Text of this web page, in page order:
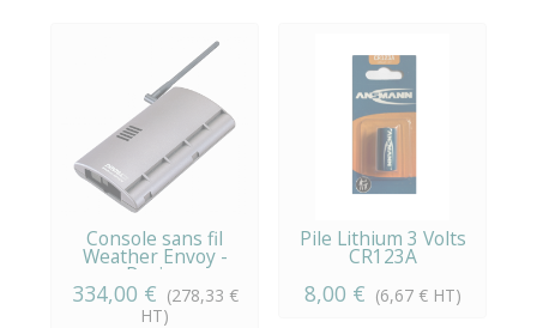
Console sans fil
Weather Envoy -
Davis...
334,00 € (278,33 €
HT)
Pile Lithium 3 Volts
CR123A
8,00 € (6,67 € HT)